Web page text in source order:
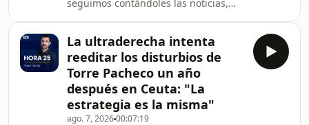
seguimos contándoles las noticias,
en contarles lo que pasa y hacerlo de
la forma más amena posible.
La ultraderecha intenta
reeditar los disturbios de
Torre Pacheco un año
después en Ceuta: "La
estrategia es la misma"
ago. 7, 202600:07:19